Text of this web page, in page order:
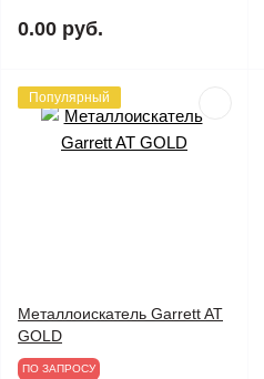
0.00 руб.
Популярный
Металлоискатель Garrett AT
GOLD
ПО ЗАПРОСУ